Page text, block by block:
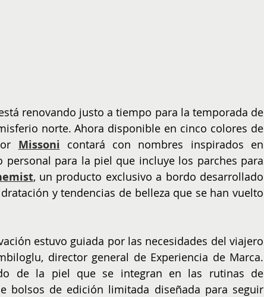
renovando justo a tiempo para la temporada de
norte. Ahora disponible en cinco colores de
Missoni contará con nombres inspirados en
para la piel que incluye los parches para
, un producto exclusivo a bordo desarrollado
y tendencias de belleza que se han vuelto
estuvo guiada por las necesidades del viajero
director general de Experiencia de Marca.
de la piel que se integran en las rutinas de
bolsos de edición limitada diseñada para seguir